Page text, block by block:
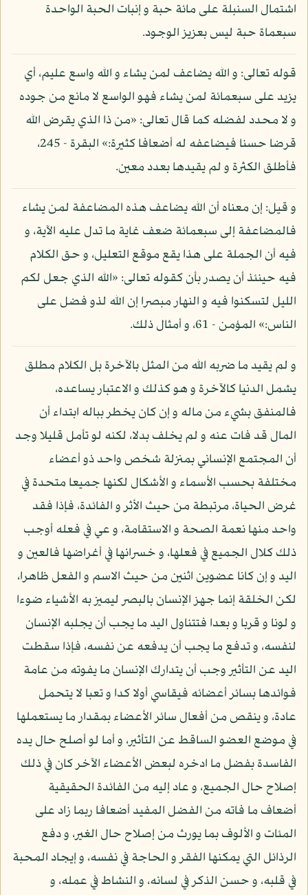
اشتمال السنبلة على مائة حبة و إنبات الحبة الواحدة
سبعماة حبة ليس بعزيز الوجود.
قوله تعالى: و الله يضاعف لمن يشاء و الله واسع عليم، أي
يزيد على سبعمائة لمن يشاء فهو الواسع لا مانع من جوده
و لا محدد لفضله كما قال تعالى: «من ذا الذي يقرض الله
قرضا حسنا فيضاعفه له أضعافا كثيرة:» البقرة - 245،
فأطلق الكثرة و لم يقيدها بعدد معين.
و قيل: إن معناه أن الله يضاعف هذه المضاعفة لمن يشاء
فالمضاعفة إلى سبعمائة ضعف غاية ما تدل عليه الآية، و
فيه أن الجملة على هذا يقع موقع التعليل، و حق الكلام
فيه حينئذ أن يصدر بأن كقوله تعالى: «الله الذي جعل لكم
الليل لتسكنوا فيه و النهار مبصرا إن الله لذو فضل على
الناس:» المؤمن - 61، و أمثال ذلك.
و لم يقيد ما ضربه الله من المثل بالآخرة بل الكلام مطلق
يشمل الدنيا كالآخرة و هو كذلك و الاعتبار يساعده،
فالمنفق بشيء من ماله و إن كان يخطر بباله ابتداء أن
المال قد فات عنه و لم يخلف بدلا، لكنه لو تأمل قليلا وجد
أن المجتمع الإنساني بمنزلة شخص واحد ذو أعضاء
مختلفة بحسب الأسماء و الأشكال لكنها جميعا متحدة في
غرض الحياة، مرتبطة من حيث الأثر و الفائدة، فإذا فقد
واحد منها نعمة الصحة و الاستقامة، و عي في فعله أوجب
ذلك كلال الجميع في فعلها، و خسرانها في أغراضها فالعين و
اليد و إن كانا عضوين اثنين من حيث الاسم و الفعل ظاهرا،
لكن الخلقة إنما جهز الإنسان بالبصر ليميز به الأشياء ضوءا
و لونا و قربا و بعدا فتتناول اليد ما يجب أن يجلبه الإنسان
لنفسه، و تدفع ما يجب أن يدفعه عن نفسه، فإذا سقطت
اليد عن التأثير وجب أن يتدارك الإنسان ما يفوته من عامة
فوائدها بسائر أعضائه فيقاسي أولا كدا و تعبا لا يتحمل
عادة، و ينقص من أفعال سائر الأعضاء بمقدار ما يستعملها
في موضع العضو الساقط عن التأثير، و أما لو أصلح حال يده
الفاسدة بفضل ما ادخره لبعض الأعضاء الآخر كان في ذلك
إصلاح حال الجميع، و عاد إليه من الفائدة الحقيقية
أضعاف ما فاته من الفضل المفيد أضعافا ربما زاد على
المئات و الألوف بما يورث من إصلاح حال الغير، و دفع
الرذائل التي يمكنها الفقر و الحاجة في نفسه، و إيجاد المحبة
في قلبه، و حسن الذكر في لسانه، و النشاط في عمله، و